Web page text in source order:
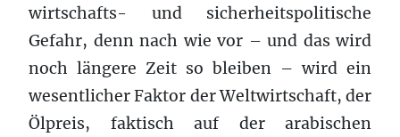
wirtschafts- und sicherheitspolitische
Gefahr, denn nach wie vor – und das wird
noch längere Zeit so bleiben – wird ein
wesentlicher Faktor der Weltwirtschaft, der
Ölpreis, faktisch auf der arabischen